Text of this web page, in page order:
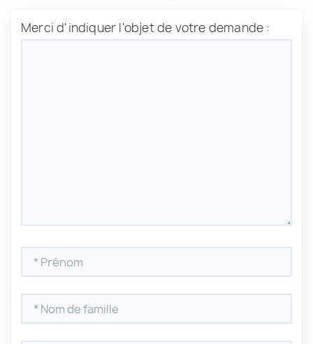
Merci d'indiquer l'objet de votre demande :